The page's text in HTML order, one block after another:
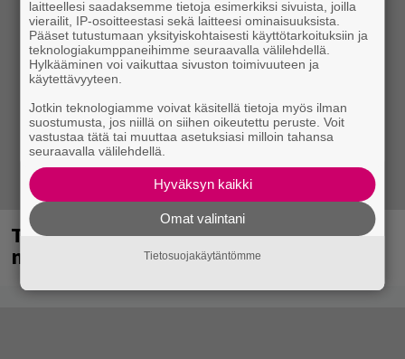
Tampereella sunnuntaina superpäivä –
nämä artistit mukana
laitteellesi saadaksemme tietoja esimerkiksi sivuista, joilla
vierailit, IP-osoitteestasi sekä laitteesi ominaisuuksista.
Pääset tutustumaan yksityiskohtaisesti käyttötarkoituksiin ja
teknologiakumppaneihimme seuraavalla välilehdellä.
Hylkääminen voi vaikuttaa sivuston toimivuuteen ja
käytettävyyteen.
Jotkin teknologiamme voivat käsitellä tietoja myös ilman
suostumusta, jos niillä on siihen oikeutettu peruste. Voit
vastustaa tätä tai muuttaa asetuksiasi milloin tahansa
seuraavalla välilehdellä.
Hyväksyn kaikki
Omat valintani
Tietosuojakäytäntömme